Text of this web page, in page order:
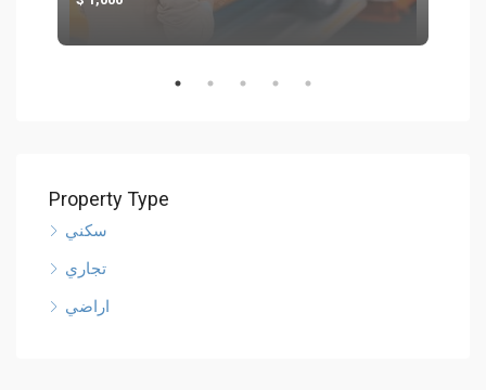
Property Type
سكني
تجاري
اراضي